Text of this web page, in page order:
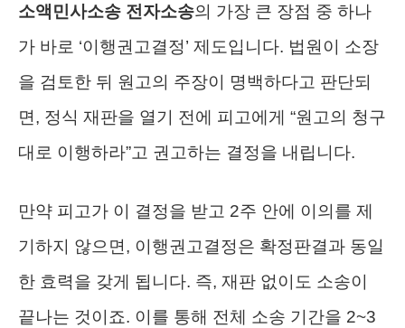
소액민사소송 전자소송의 가장 큰 장점 중 하나
가 바로 ‘이행권고결정’ 제도입니다. 법원이 소장
을 검토한 뒤 원고의 주장이 명백하다고 판단되
면, 정식 재판을 열기 전에 피고에게 “원고의 청구
대로 이행하라”고 권고하는 결정을 내립니다.
만약 피고가 이 결정을 받고 2주 안에 이의를 제
기하지 않으면, 이행권고결정은 확정판결과 동일
한 효력을 갖게 됩니다. 즉, 재판 없이도 소송이
끝나는 것이죠. 이를 통해 전체 소송 기간을 2~3